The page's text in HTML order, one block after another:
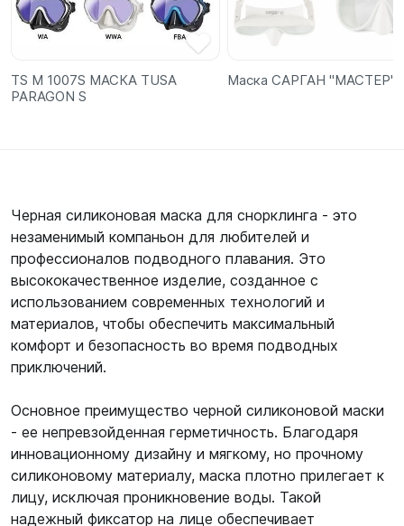
TS M 1007S МАСКА TUSA
PARAGON S
Маска САРГАН "МАСТЕР"
Черная силиконовая маска для снорклинга - это
незаменимый компаньон для любителей и
профессионалов подводного плавания. Это
высококачественное изделие, созданное с
использованием современных технологий и
материалов, чтобы обеспечить максимальный
комфорт и безопасность во время подводных
приключений.
Основное преимущество черной силиконовой маски
- ее непревзойденная герметичность. Благодаря
инновационному дизайну и мягкому, но прочному
силиконовому материалу, маска плотно прилегает к
лицу, исключая проникновение воды. Такой
надежный фиксатор на лице обеспечивает